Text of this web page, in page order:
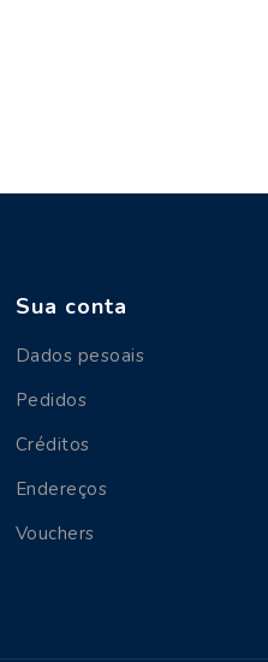
Sua conta
Dados pesoais
Pedidos
Créditos
Endereços
Vouchers